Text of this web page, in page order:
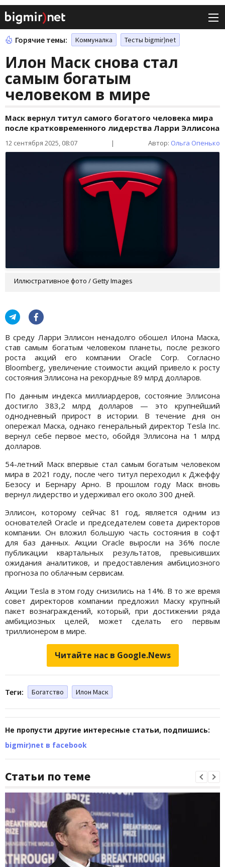
Горячие темы: Коммуналка Тесты bigmir)net
Илон Маск снова стал
самым богатым
человеком в мире
Маск вернул титул самого богатого человека мира
после кратковременного лидерства Ларри Эллисона
12 сентября 2025, 08:07 | Автор: Ольга Опенько
Иллюстративное фото / Getty Images
В среду Ларри Эллисон ненадолго обошел Илона Маска,
став самым богатым человеком планеты, после резкого
роста акций его компании Oracle Corp. Согласно
Bloomberg, увеличение стоимости акций привело к росту
состояния Эллисона на рекордные 89 млрд долларов.
По данным индекса миллиардеров, состояние Эллисона
достигло 383,2 млрд долларов — это крупнейший
однодневный прирост в истории. В течение дня он
опережал Маска, однако генеральный директор Tesla Inc.
вернул себе первое место, обойдя Эллисона на 1 млрд
долларов.
54-летний Маск впервые стал самым богатым человеком
мира в 2021 году, после чего титул переходил к Джеффу
Безосу и Бернару Арно. В прошлом году Маск вновь
вернул лидерство и удерживал его около 300 дней.
Эллисон, которому сейчас 81 год, является одним из
основателей Oracle и председателем совета директоров
компании. Он вложил большую часть состояния в софт
для баз данных. Акции Oracle выросли на 36% после
публикации квартальных результатов, превысивших
ожидания аналитиков, и предоставления амбициозного
прогноза по облачным сервисам.
Акции Tesla в этом году снизились на 14%. В то же время
совет директоров компании предложил Маску крупный
пакет вознаграждений, который, при достижении ряда
амбициозных целей, может сделать его первым
триллионером в мире.
Читайте нас в Google.News
Теги: Богатство Илон Маск
Не пропусти другие интересные статьи, подпишись:
bigmir)net в facebook
Статьи по теме